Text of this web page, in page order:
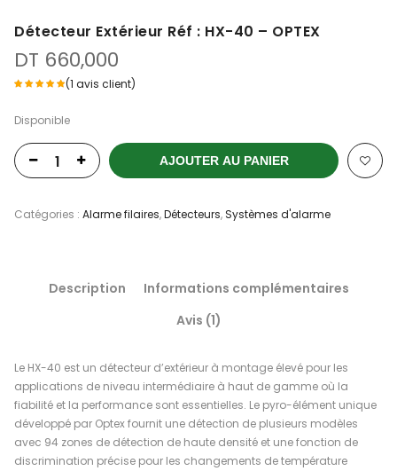
Détecteur Extérieur Réf : HX-40 – OPTEX
(1 avis client)
DT 660,000
Disponible
AJOUTER AU PANIER
Catégories : Alarme filaires,Détecteurs,Systèmes d'alarme
Description
Informations complémentaires
Avis (1)
Le HX-40 est un détecteur d’extérieur à montage élevé pour les
applications de niveau intermédiaire à haut de gamme où la
fiabilité et la performance sont essentielles. Le pyro-élément unique
développé par Optex fournit une détection de plusieurs modèles
avec 94 zones de détection de haute densité et une fonction de
discrimination précise pour les changements de température